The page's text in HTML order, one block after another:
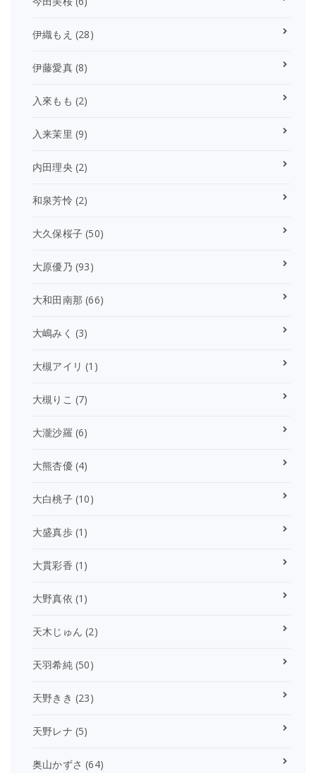
伊織もえ (28)
伊藤愛真(8)
入來もも (2)
入来茉里 (9)
内田理央 (2)
和泉芳怜 (2)
大久保桜子 (50)
大原優乃 (93)
大和田南那 (66)
大嶋みく (3)
大槻アイリ (1)
大槻りこ (7)
大瀧沙羅 (6)
大熊杏優(4)
大白桃子(10)
大盛真歩(1)
大貫彩香 (1)
大野真依 (1)
天木じゅん (2)
天羽希純(50)
天野きき (23)
天野レナ (5)
奥山かずさ (64)